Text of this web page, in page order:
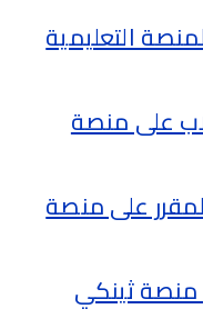
التعليمية
على منصة
على منصة
منصة ثينكي